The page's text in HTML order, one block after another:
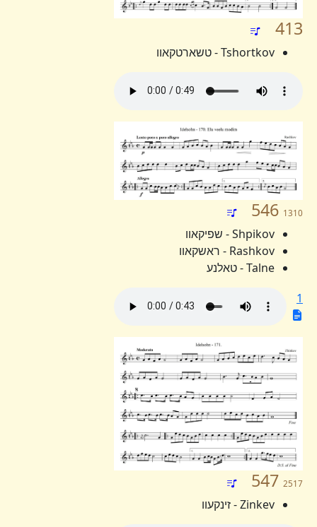
413
Tshortkov - טשארטקאוו
546 1310
Shpikov - שפיקאוו
Rashkov - ראשקאוו
Talne - טאלנע
547 2517
Zinkev - זינקעוו